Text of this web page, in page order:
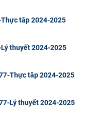
tâp 2024-2025
thuyết 2024-2025
Thực tâp 2024-2025
Lý thuyết 2024-2025